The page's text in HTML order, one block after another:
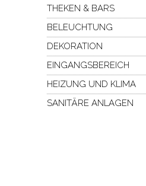
THEKEN & BARS
BELEUCHTUNG
DEKORATION
EINGANGSBEREICH
HEIZUNG UND KLIMA
SANITÄRE ANLAGEN